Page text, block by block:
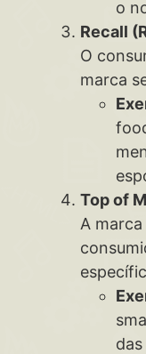
o
Recall
O
marca
Top of
A